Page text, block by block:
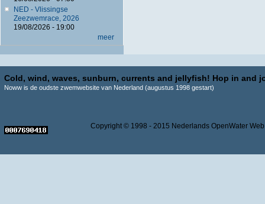
NED - Vlissingse
Zeezwemrace, 2026
19/08/2026 - 19:00
meer
Cold, wind, waves, sunburn, currents and jellyfish! Hop in and
Noww is de oudste zwemwebsite van Nederland (augustus 1998 gestart)
Copyright © 1998 - 2015 Nederlands OpenWater